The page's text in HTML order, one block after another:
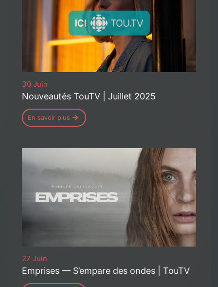
30 Juin
Nouveautés TouTV | Juillet 2025
En savoir plus
27 Juin
Emprises — S’empare des ondes | TouTV